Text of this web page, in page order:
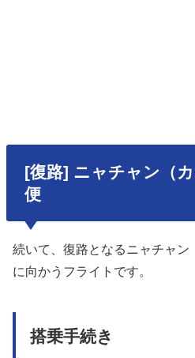
[復路] ニャチャン（
便
続いて、復路となるニャチャン
に向かうフライトです。
搭乗手続き